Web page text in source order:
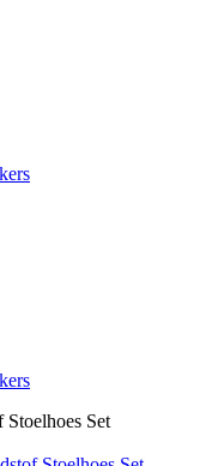
Stoelhoes Set